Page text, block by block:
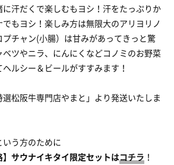
汗だくで楽しむもヨシ！汗をたっぷりか
もヨシ！楽しみ方は無限大のアリヨリノ
チャン(小腸）は甘みがあってきっと驚
ベツやニラ、にんにくなどコノミのお野菜
ルシー＆ビールがすすみます！
松阪牛専門店やまと 」より発送いたしま
う方のために
】サウナイキタイ限定セットはコチラ ！